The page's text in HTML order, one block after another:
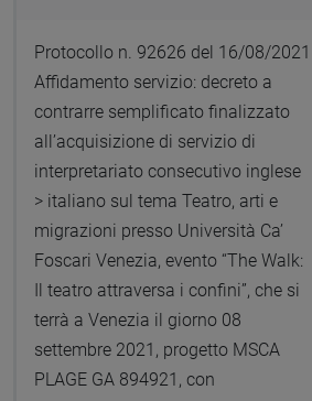
Protocollo n. 92626 del 16/08/2021
Affidamento servizio: decreto a
contrarre semplificato finalizzato
all’acquisizione di servizio di
interpretariato consecutivo inglese
> italiano sul tema Teatro, arti e
migrazioni presso Università Ca’
Foscari Venezia, evento “The Walk:
Il teatro attraversa i confini”, che si
terrà a Venezia il giorno 08
settembre 2021, progetto MSCA
PLAGE GA 894921, con